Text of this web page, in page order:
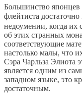
Большинство
флейтиста
недоумении, когда
об этих странных
соответствующие
настолько малы, что
Сэра Чарльза Элиота
является одним из
западном языке, это
достаточным.